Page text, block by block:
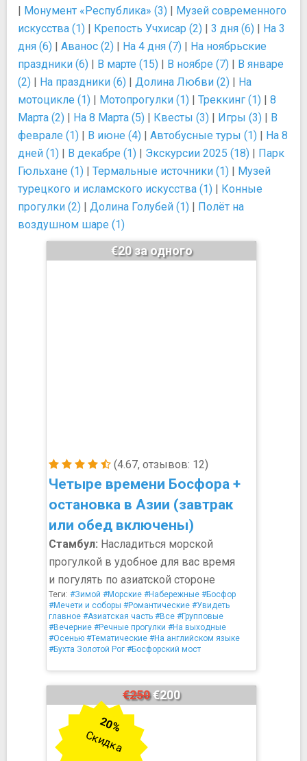
| Монумент «Республика» (3) | Музей современного
искусства (1) | Крепость Учхисар (2) | 3 дня (6) | На 3
дня (6) | Аванос (2) | На 4 дня (7) | На ноябрьские
праздники (6) | В марте (15) | В ноябре (7) | В январе
(2) | На праздники (6) | Долина Любви (2) | На
мотоцикле (1) | Мотопрогулки (1) | Треккинг (1) | 8
Марта (2) | На 8 Марта (5) | Квесты (3) | Игры (3) | В
феврале (1) | В июне (4) | Автобусные туры (1) | На 8
дней (1) | В декабре (1) | Экскурсии 2025 (18) | Парк
Гюльхане (1) | Термальные источники (1) | Музей
турецкого и исламского искусства (1) | Конные
прогулки (2) | Долина Голубей (1) | Полёт на
воздушном шаре (1)
(4.67, отзывов: 12)
Четыре времени Босфора +
остановка в Азии (завтрак
или обед включены)
€20 за одного
Стамбул: Насладиться морской
прогулкой в удобное для вас время
и погулять по азиатской стороне
Теги: #Зимой #Морские #Набережные #Босфор
#Мечети и соборы #Романтические #Увидеть
главное #Азиатская часть #Все #Групповые
#Вечерние #Речные прогулки #На выходные
#Осенью #Тематические #На английском языке
#Бухта Золотой Рог #Босфорский мост
€250€200
20%
Скидка